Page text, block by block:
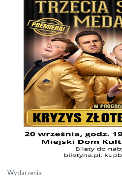
Wydarzenia